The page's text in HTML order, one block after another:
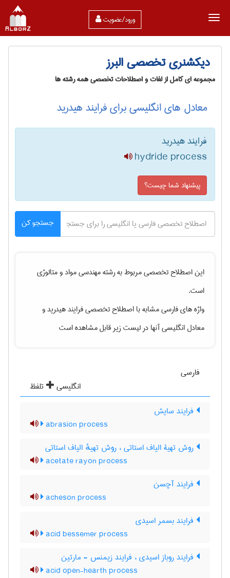
ورود/عضویت
دیکشنری تخصصی البرز
مجموعه ای کامل از لغات و اصطلاحات تخصصی همه رشته ها
معادل های انگلیسی برای فرایند هیدرید
فرایند هیدرید
hydride process
پیشنهاد شما چیست؟
جستجو کن
این اصطلاح تخصصی مربوط به رشتهمهندسی مواد و متالوژی
است.
واژه های فارسی مشابه با اصطلاح تخصصیفرایند هیدریدو
معادل انگلیسی آنها در لیست زیر قابل مشاهده است
فارسی
انگلیسی
تلفظ
فرایند سایش
abrasion process
روش تهیۀ الیاف استاتی ، روش تهیهٔ الیاف استاتی
acetate rayon process
فرایند آچسن
acheson process
فرایند بسمر اسیدی
acid bessemer process
فرایند روباز اسیدی ، فرایند زیمنس - مارتین
acid open-hearth process